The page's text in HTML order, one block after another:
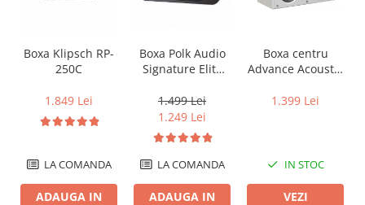
Boxa Klipsch RP-
250C
1.849 Lei
LA COMANDA
ADAUGA IN
Boxa Polk Audio
Signature Elite
1.499 Lei
1.249 Lei
LA COMANDA
ADAUGA IN
Boxa centru
Advance Acoustic
1.399 Lei
IN STOC
VEZI